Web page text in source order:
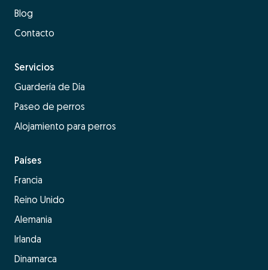
Blog
Contacto
Servicios
Guardería de Día
Paseo de perros
Alojamiento para perros
Países
Francia
Reino Unido
Alemania
Irlanda
Dinamarca